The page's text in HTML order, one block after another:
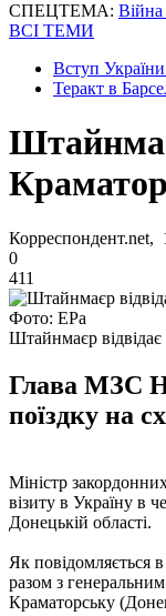
СПЕЦТЕМА: Війна
ВСІ ТЕМИ
Вступ
Теракт в
Корреспондент.net,
0
411
Фото: EPa
Штайнмаєр відвідає
Глава МЗС
поїздку на
Міністр
візиту в Україну в
Донецькій області.
Як повідомляється
разом з
Краматорську